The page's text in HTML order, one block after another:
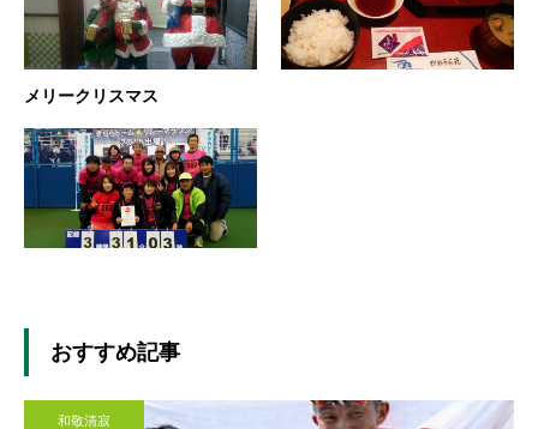
メリークリスマス
おすすめ記事
和敬清寂